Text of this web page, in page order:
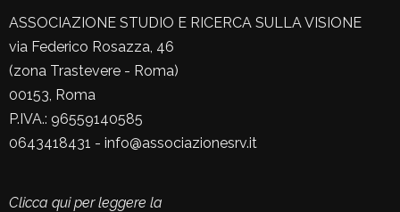
ASSOCIAZIONE STUDIO E RICERCA SULLA VISIONE
via Federico Rosazza, 46
(zona Trastevere - Roma)
00153, Roma
P.IVA.: 96559140585
0643418431 - info@associazionesrv.it
Clicca qui per leggere la